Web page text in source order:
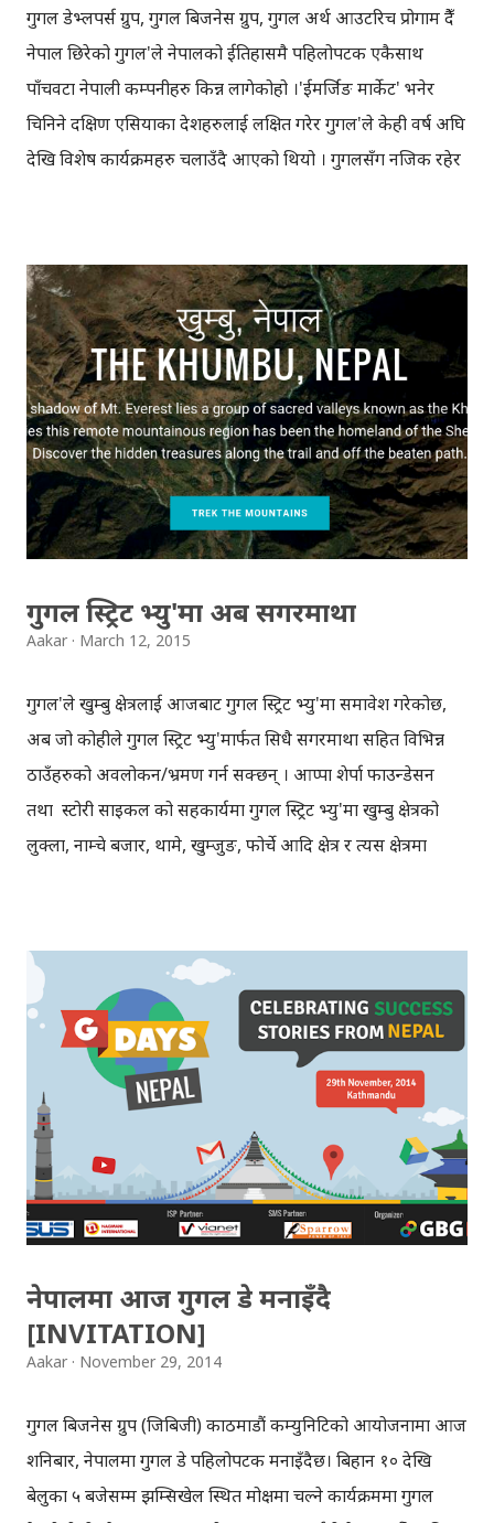
गुगल डेभ्लपर्स ग्रुप, गुगल बिजनेस ग्रुप, गुगल अर्थ आउटरिच प्रोगाम हुँदै
नेपाल छिरेको गुगल'ले नेपालको ईतिहासमै पहिलोपटक एकैसाथ
पाँचवटा नेपाली कम्पनीहरु किन्न लागेकोहो ।'ईमर्जिङ मार्केट' भनेर
चिनिने दक्षिण एसियाका देशहरुलाई लक्षित गरेर गुगल'ले केही वर्ष अघि
देखि विशेष कार्यक्रमहरु चलाउँदै आएको थियो । गुगलसँग नजिक रहेर
स्टार्टअपहरु गुगलले एकैसाथ किन्न लागेको ब्लगमा उल्लेख छ ।
अघिल्लो हप्तामात्रै गुगल'ले स्टोरीसाइकल सँग मिलेर खुम्बु क्षेत्रलाई
गुगल म्यापमा अनलाइन ल्याएको थियो। रेष्टुरेन्ट मोबाइल सर्च इन्जिन
भनेर चिनिने एल्लो नेपाल, गतवर्ष गुगलले आयोजना गरेको ' गुगल
स्टोरिज कम्पिटिसन ' को बिजेता पनि हो भने एनलोकेट लोक्कल सर्च
इन्जिन हो । यी दुवै स्टार्टअपसँग लोकल डाटा भएको र गुगल लोकल
बिजनेसमा छिर्न खोजिरहेका कारण, गुगल'ले यी दुबैलाई किन्ने भएको हो
। गुगल'ले किन्ने प्रयास थालेसँगै एनलोकेटले आफ्नो एप नयाँ डिजाइनमा
केही महिना अघि ...
गुगल स्ट्रिट भ्यु'मा अब सगरमाथा
Aakar March 12, 2015
गुगल'ले खुम्बु क्षेत्रलाई आजबाट गुगल स्ट्रिट भ्यु'मा समावेश गरेकोछ,
अब जो कोहीले गुगल स्ट्रिट भ्यु'मार्फत सिधै सगरमाथा सहित विभिन्न
ठाउँहरुको अवलोकन/भ्रमण गर्न सक्छन् । आप्पा शेर्पा फाउन्डेसन
तथा स्टोरी साइकल को सहकार्यमा गुगल स्ट्रिट भ्यु'मा खुम्बु क्षेत्रको
लुक्ला, नाम्चे बजार, थामे, खुम्जुङ, फोर्चे आदि क्षेत्र र त्यस क्षेत्रमा
संग्राहलय, होटल, लज, गुम्बा, हिमाल, नदिनाला आदि विविध कुराहरु
गुगल स्ट्रिट भ्यु'मा समावेश गरिएकोछ । यसअघि सन् २०१३ मा गुगल'ले
खुम्बु क्षेत्रमा भएका केही गुम्बाहरु र सगरमाथा बेसक्याम्प गुगल
म्यापमा (स्ट्रिट भ्यु) समावेश गरेको थियो । खुम्बु क्षेत्रलाई गुगल स्ट्रिट
भ्यु'मा राख्न १३ जना सम्मिलित स्टोरी साइकल 'टोलीले १० दिने
पदयात्रा तय गरेको थियो । उनीहरुले १० दिनमा ५ वटा गाउँबाट १ हजार
भन्दा धेरै 'डेटा पोइन्टस' लिएका थिए । गतवर्ष अप्रिल तेस्रो साता
खुम्बुमा हिमपहिरो गएसँगै...
नेपालमा आज गुगल डे मनाइँदै
[INVITATION]
Aakar November 29, 2014
गुगल बिजनेस ग्रुप (जिबिजी) काठमाडौं कम्युनिटिको आयोजनामा आज
शनिबार, नेपालमा गुगल डे पहिलोपटक मनाइँदैछ। बिहान १० देखि
बेलुका ५ बजेसम्म झम्सिखेल स्थित मोक्षमा चल्ने कार्यक्रममा गुगल